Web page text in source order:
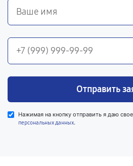
Отправить
Нажимая на кнопку отправить я даю
персональных данных.